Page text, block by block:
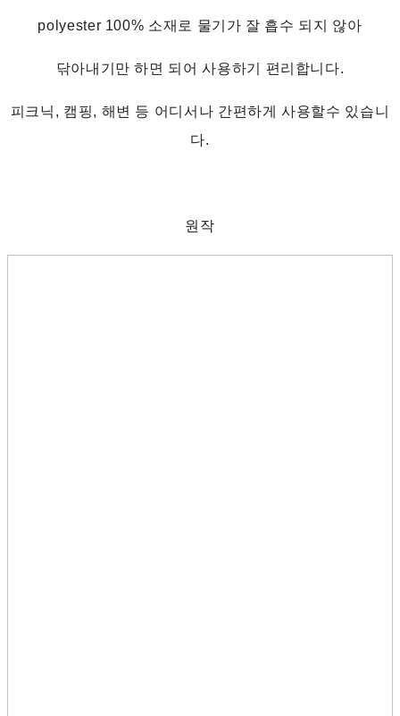
polyester 100% 소재로 물기가 잘 흡수 되지 않아
닦아내기만 하면 되어 사용하기 편리합니다.
피크닉, 캠핑, 해변 등 어디서나 간편하게 사용할수 있습니
다.
원작